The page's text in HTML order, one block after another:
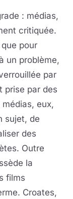
: médias,
critiquée.
pour
un problème,
par
prise par des
eux,
sujet, de
des
Outre
la
films
Croates,